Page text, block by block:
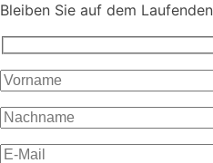
Bleiben Sie auf dem